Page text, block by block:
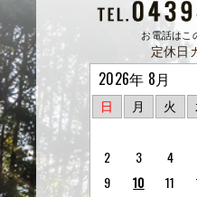
お電話はこ
定休日
2026年 8月
日 月 火
2
3 4
9
10 11